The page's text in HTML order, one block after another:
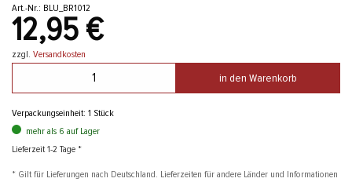
Art.-Nr.: BLU_BR1012
12,95 €
zzgl. Versandkosten
in den Warenkorb
Verpackungseinheit: 1 Stück
mehr als 6 auf Lager
Lieferzeit 1-2 Tage *
* Gilt für Lieferungen nach Deutschland. Lieferzeiten für andere Länder und Informationen